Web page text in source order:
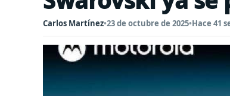
Carlos Martínez•23 de octubre de 2025•Hace 41